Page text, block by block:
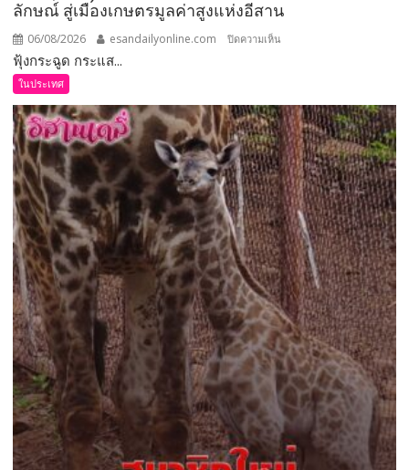
เหตุ
ลักษณ์ สู่เมืองเกษตรมูลค่าสูงแห่งอีสาน
06/08/2026 esandailyonline.com ปิดความเห็น
มหกรรม
เกษตร
มูลค่า
สูง
พบ
ความ
แปลก
ใหม่
ใน
รอบ
32
ปี
เมือง
ลุ่ม
6
พา
วิล
ฟุ้งกระฉูด กระแส...
ในประเทศ